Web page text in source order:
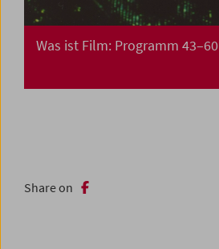
Was ist Film: Programm 43–60
Share on